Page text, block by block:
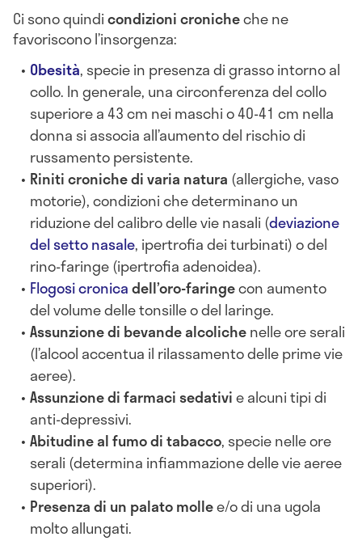
Ci sono quindicondizioni cronicheche ne
favoriscono l’insorgenza:
Obesità, specie in presenza di grasso intorno al
collo. In generale, una circonferenza del collo
superiore a 43 cm nei maschi o 40-41 cm nella
donna si associa all’aumento del rischio di
russamento persistente.
Riniti croniche di varia natura (allergiche, vaso
motorie), condizioni che determinano un
riduzione del calibro delle vie nasali (deviazione
del setto nasale, ipertrofia dei turbinati) o del
rino-faringe (ipertrofia adenoidea).
Flogosi cronicadell’oro-faringecon aumento
del volume delle tonsille o del laringe.
Assunzione di bevande alcolichenelle ore serali
(l’alcool accentua il rilassamento delle prime vie
aeree).
Assunzione di farmaci sedativie alcuni tipi di
anti-depressivi.
Abitudine al fumo di tabacco, specie nelle ore
serali (determina infiammazione delle vie aeree
superiori).
Presenza di un palato mollee/o di una ugola
molto allungati.